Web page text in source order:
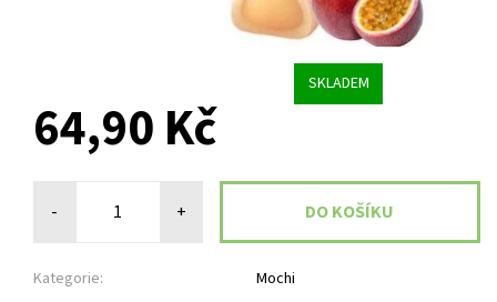
SKLADEM
64,90 Kč
- +
Kategorie: Mochi